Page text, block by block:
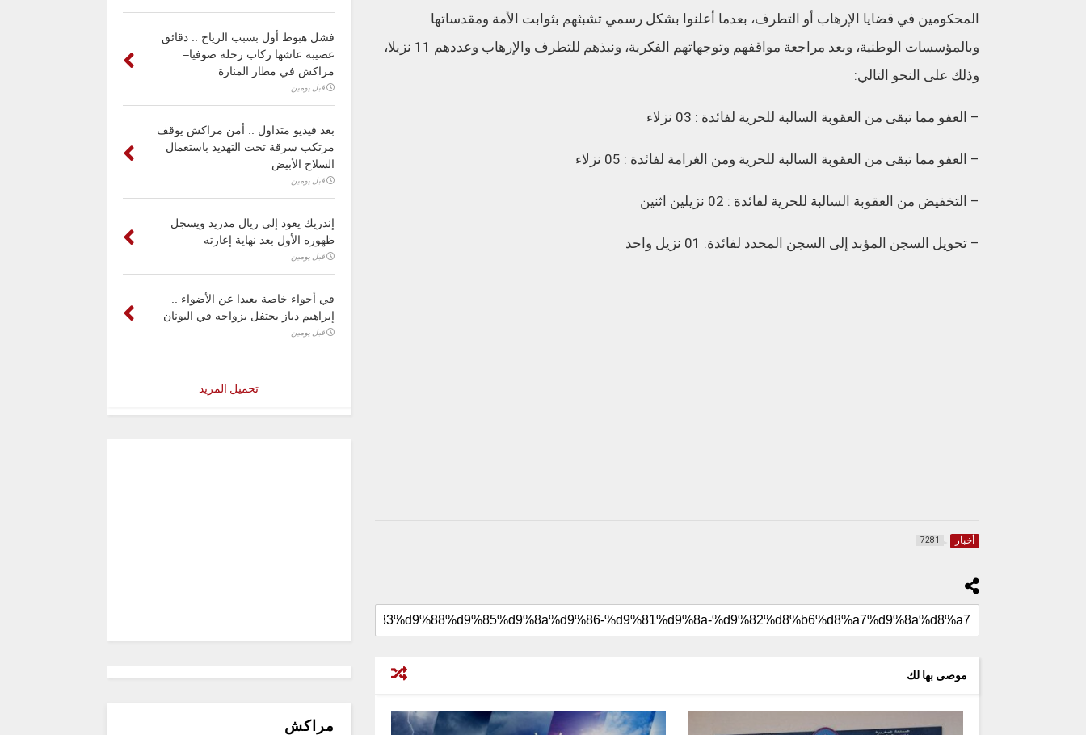
المحكومين في قضايا الإرهاب أو التطرف، بعدما أعلنوا بشكل رسمي تشبثهم بثوابت الأمة ومقدساتها
وبالمؤسسات الوطنية، وبعد مراجعة مواقفهم وتوجهاتهم الفكرية، ونبذهم للتطرف والإرهاب وعددهم 11 نزيلا،
وذلك على النحو التالي:
– العفو مما تبقى من العقوبة السالبة للحرية لفائدة : 03 نزلاء
– العفو مما تبقى من العقوبة السالبة للحرية ومن الغرامة لفائدة : 05 نزلاء
– التخفيض من العقوبة السالبة للحرية لفائدة : 02 نزيلين اثنين
– تحويل السجن المؤبد إلى السجن المحدد لفائدة: 01 نزيل واحد
أخبار 7281
موصى بها لك
فشل هبوط أول بسبب الرياح .. دقائق
عصيبة عاشها ركاب رحلة صوفيا–
مراكش في مطار المنارة
قبل يومين
بعد فيديو متداول .. أمن مراكش يوقف
مرتكب سرقة تحت التهديد باستعمال
السلاح الأبيض
قبل يومين
إندريك يعود إلى ريال مدريد ويسجل
ظهوره الأول بعد نهاية إعارته
قبل يومين
في أجواء خاصة بعيدا عن الأضواء ..
إبراهيم دياز يحتفل بزواجه في اليونان
قبل يومين
تحميل المزيد
مراكش